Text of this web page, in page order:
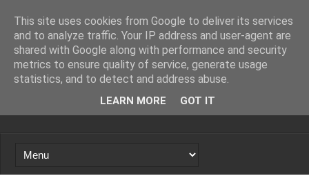
Marvel prý přemýšlí, že mladí
Avengers nebudou mít seriál, ale
film. A stejně by to mohlo být i v
případě jiné série
návratu Zacka Snydera k DC?
This site uses cookies from Google to deliver its services
and to analyze traffic. Your IP address and user-agent are
shared with Google along with performance and security
metrics to ensure quality of service, generate usage
statistics, and to detect and address abuse.
LEARN MORE GOT IT